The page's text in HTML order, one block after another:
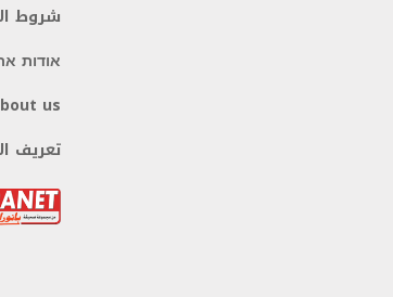
شروط
אודות
us
تعريف